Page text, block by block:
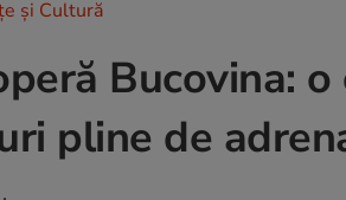
și Cultură
Bucovina:
pline de